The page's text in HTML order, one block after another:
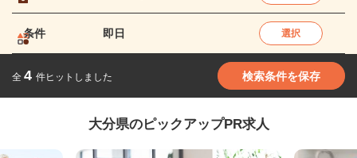
条件 即日 選択
全 4 件ヒットしました 検索条件を保存
大分県のピックアップPR求人